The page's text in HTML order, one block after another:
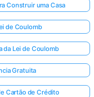
Construir uma Casa
de Coulomb
da Lei de Coulomb
Gratuita
Cartão de Crédito